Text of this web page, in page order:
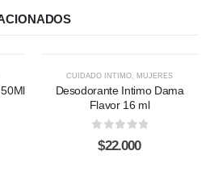
CUIDADO INTIMO, MUJERES
Desodorante Intimo Dama
Flavor 16 ml
out of 5
$22.000